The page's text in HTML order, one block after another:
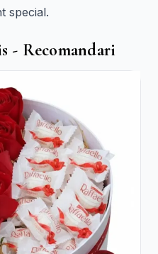
special.
- Recomandari